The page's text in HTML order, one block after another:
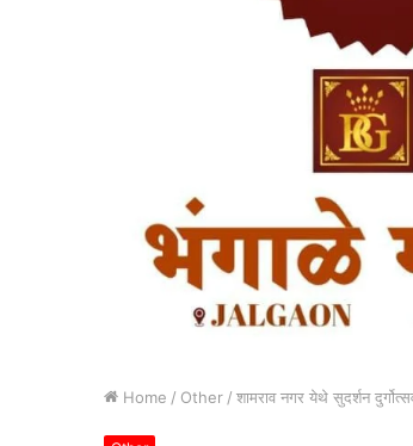
Home / Other / शामराव नगर येथे सुदर्शन